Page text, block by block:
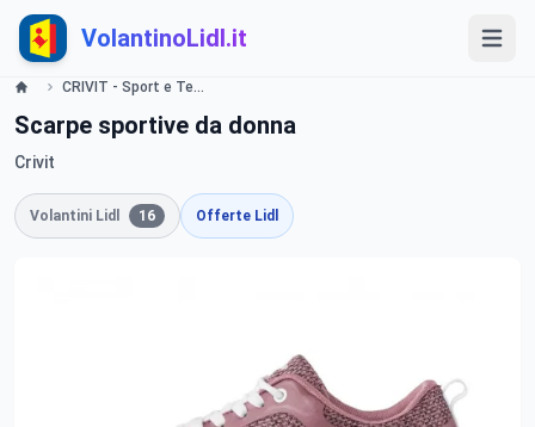
VolantinoLidl.it
CRIVIT - Sport e Tempo libero Lidl
Scarpe sportive da donna
Crivit
Volantini Lidl 16 Offerte Lidl